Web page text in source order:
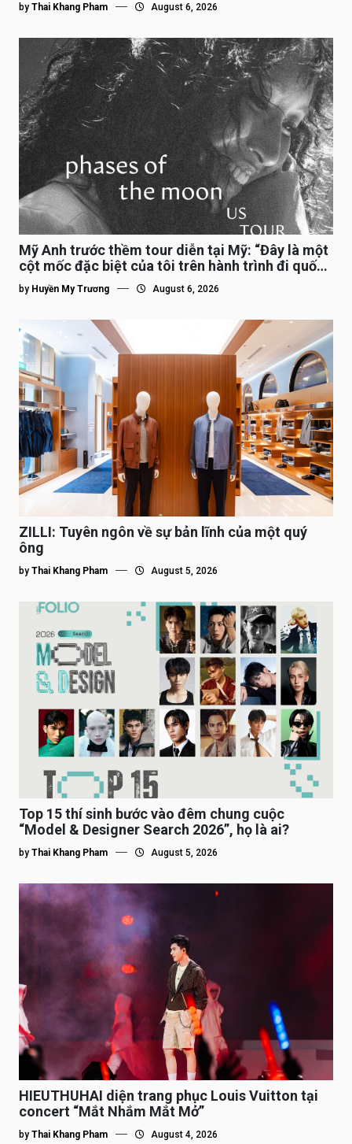
by Thai Khang Pham August 6, 2026
Mỹ Anh trước thềm tour diễn tại Mỹ: “Đây là một
cột mốc đặc biệt của tôi trên hành trình đi quốc
tế”
by Huyền My Trương August 6, 2026
ZILLI: Tuyên ngôn về sự bản lĩnh của một quý
ông
by Thai Khang Pham August 5, 2026
Top 15 thí sinh bước vào đêm chung cuộc
“Model & Designer Search 2026”, họ là ai?
by Thai Khang Pham August 5, 2026
HIEUTHUHAI diện trang phục Louis Vuitton tại
concert “Mắt Nhắm Mắt Mở”
by Thai Khang Pham August 4, 2026